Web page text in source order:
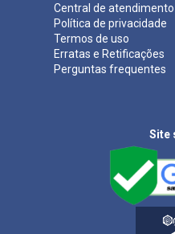
Central de atendimento
Política de privacidade
Termos de uso
Erratas e Retificações
Perguntas frequentes
Site